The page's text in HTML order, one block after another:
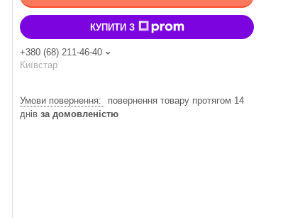
КУПИТИ З
+380 (68) 211-46-40
Київстар
повернення товару протягом 14
днів за домовленістю